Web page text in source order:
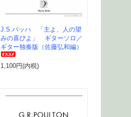
J.S.バッハ 「主よ、人の望
みの喜びよ」 ギターソロ／
ギター独奏版（佐藤弘和編）
1,100円(内税)